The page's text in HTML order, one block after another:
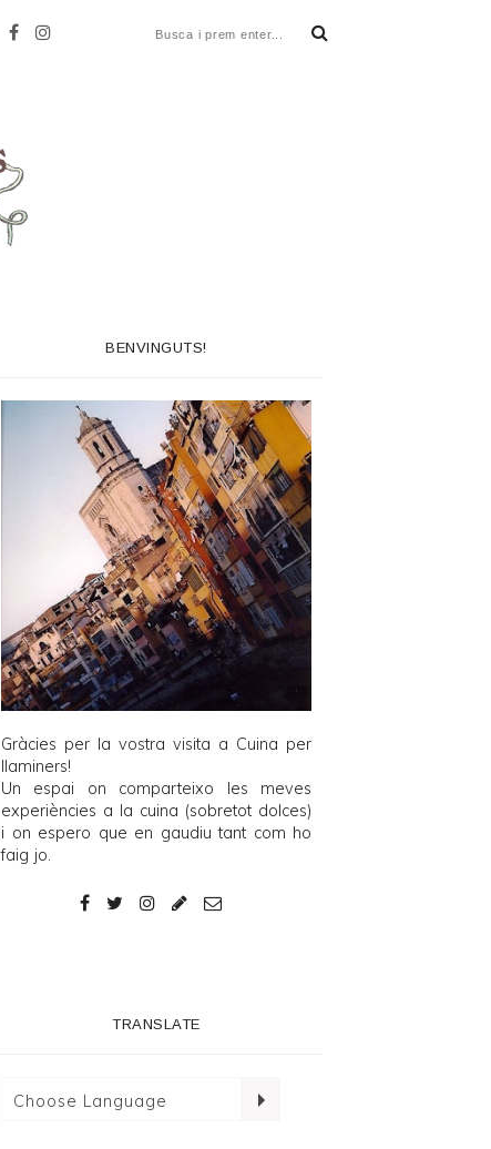
BENVINGUTS!
Gràcies per la vostra visita a Cuina per
llaminers!
Un espai on comparteixo les meves
experiències a la cuina (sobretot dolces)
i on espero que en gaudiu tant com ho
faig jo.
TRANSLATE